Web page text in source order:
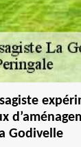
Godivelle